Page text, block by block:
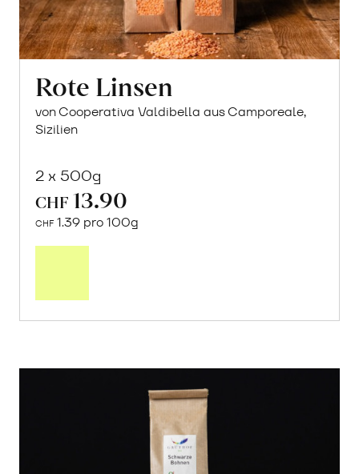
Rote Linsen
von Cooperativa Valdibella aus Camporeale,
Sizilien
2 x 500g
CHF 13.90
CHF 1.39 pro 100g